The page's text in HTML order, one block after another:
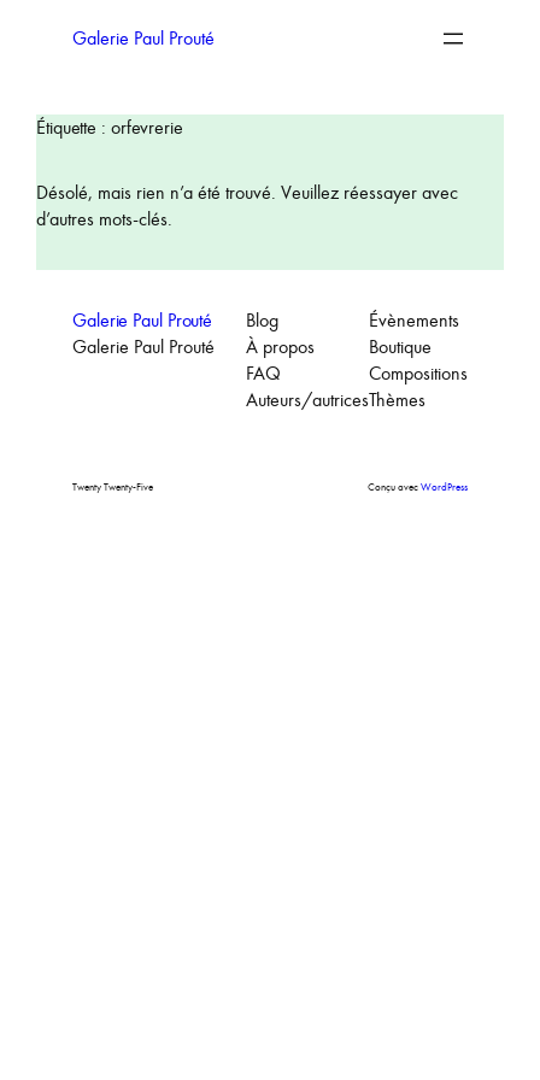
Galerie Paul Prouté
Étiquette : orfevrerie
Désolé, mais rien n’a été trouvé. Veuillez réessayer avec
d’autres mots-clés.
Galerie Paul Prouté
Galerie Paul Prouté
Blog
À propos
FAQ
Auteurs/autrices
Évènements
Boutique
Compositions
Thèmes
Twenty Twenty-Five Conçu avecWordPress